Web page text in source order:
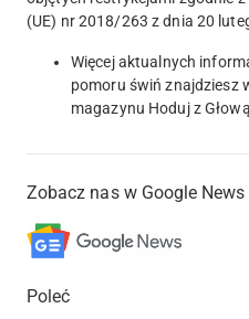
(UE) nr 2018/263 z dnia 20
Więcej aktualnych
pomoru świń znajdziesz
magazynu Hoduj z
Zobacz nas w Google News
Poleć